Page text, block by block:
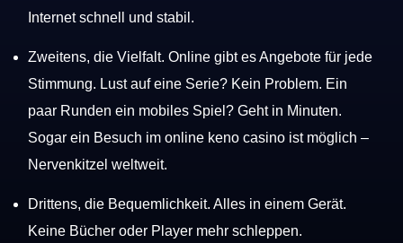
Internet schnell und stabil.
Zweitens, die Vielfalt. Online gibt es Angebote für jede
Stimmung. Lust auf eine Serie? Kein Problem. Ein
paar Runden ein mobiles Spiel? Geht in Minuten.
Sogar ein Besuch im online keno casino ist möglich –
Nervenkitzel weltweit.
Drittens, die Bequemlichkeit. Alles in einem Gerät.
Keine Bücher oder Player mehr schleppen.